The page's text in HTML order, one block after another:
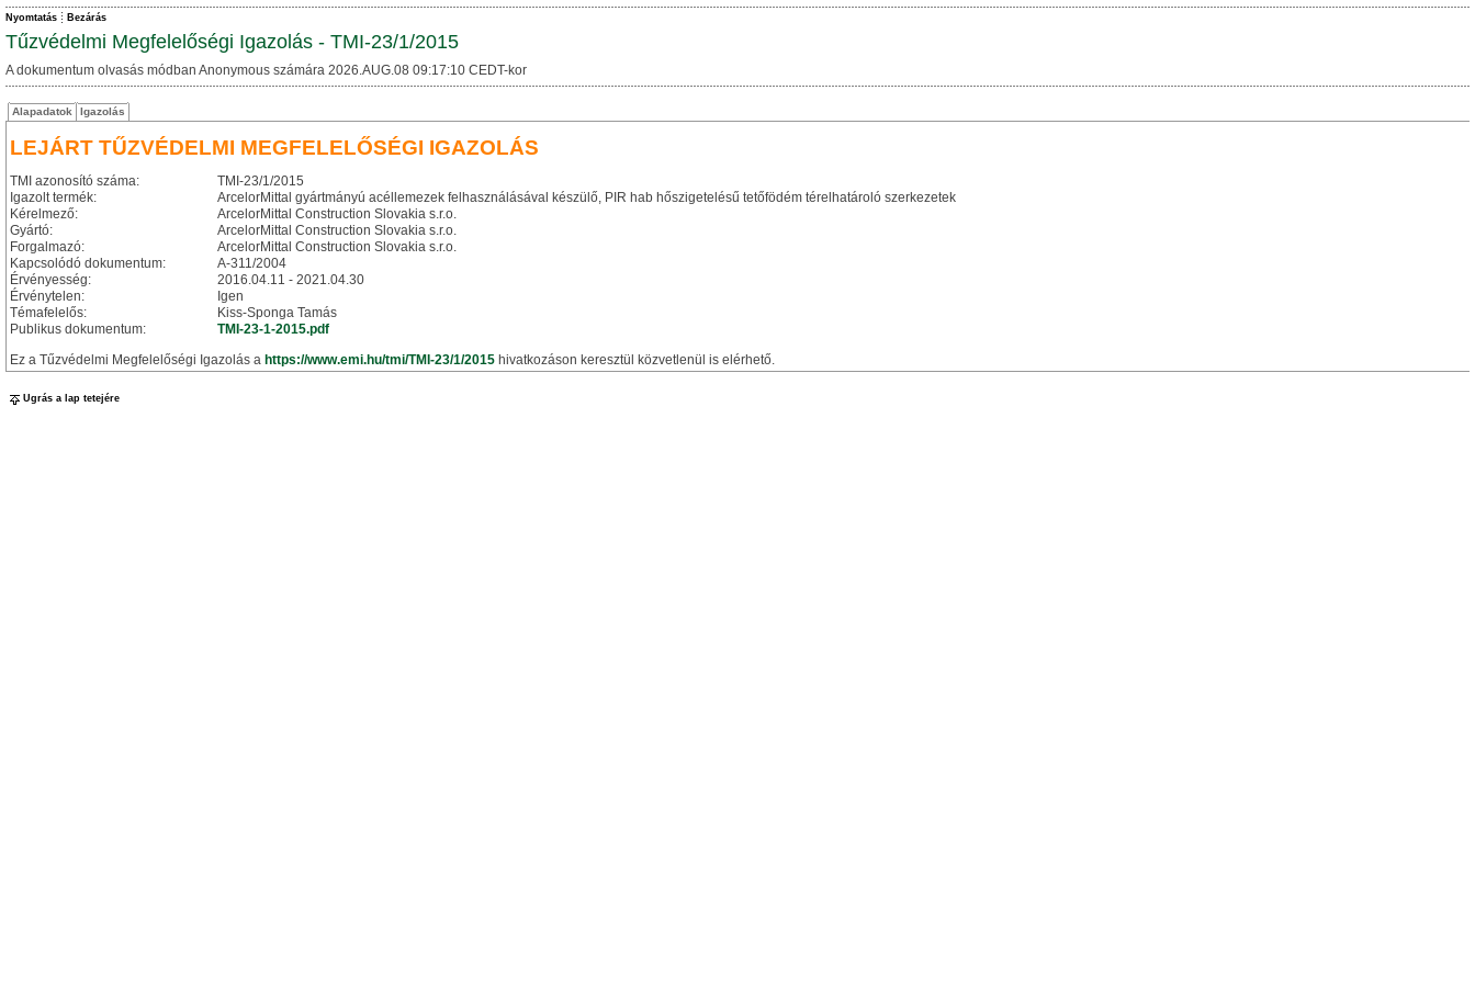
Nyomtatás Bezárás
Tűzvédelmi Megfelelőségi Igazolás - TMI-23/1/2015
A dokumentum olvasás módban Anonymous számára 2026.AUG.08 09:17:10 CEDT-kor
Alapadatok Igazolás
LEJÁRT TŰZVÉDELMI MEGFELELŐSÉGI IGAZOLÁS
TMI azonosító száma:
TMI-23/1/2015
Igazolt termék:
ArcelorMittal gyártmányú acéllemezek felhasználásával készülő, PIR hab hőszigetelésű tetőfödém térelhatároló szerkezetek
Kérelmező:
ArcelorMittal Construction Slovakia s.r.o.
Gyártó:
ArcelorMittal Construction Slovakia s.r.o.
Forgalmazó:
ArcelorMittal Construction Slovakia s.r.o.
Kapcsolódó dokumentum:
A-311/2004
Érvényesség:
2016.04.11 - 2021.04.30
Érvénytelen:
Igen
Témafelelős:
Kiss-Sponga Tamás
Publikus dokumentum:
TMI-23-1-2015.pdf
Ez a Tűzvédelmi Megfelelőségi Igazolás a https://www.emi.hu/tmi/TMI-23/1/2015 hivatkozáson keresztül közvetlenül is elérhető.
Ugrás a lap tetejére